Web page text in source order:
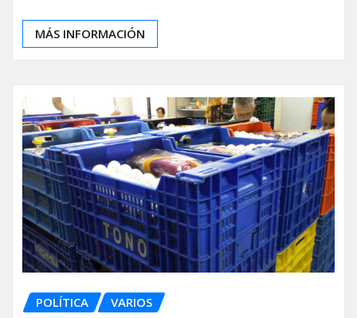
MÁS INFORMACIÓN
POLÍTICA VARIOS